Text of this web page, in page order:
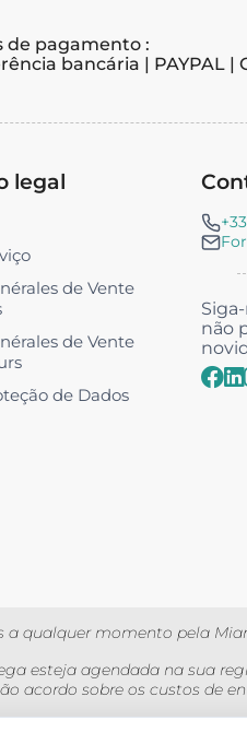
de pagamento :
bancária | PAYPAL |
legal
de Vente
de Vente
de Dados
não
qualquer momento pela
esteja agendada na sua
acordo sobre os custos de